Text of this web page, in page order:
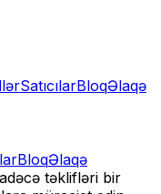
SatıcılarBloqƏlaqə
BloqƏlaqə
təklifləri bir